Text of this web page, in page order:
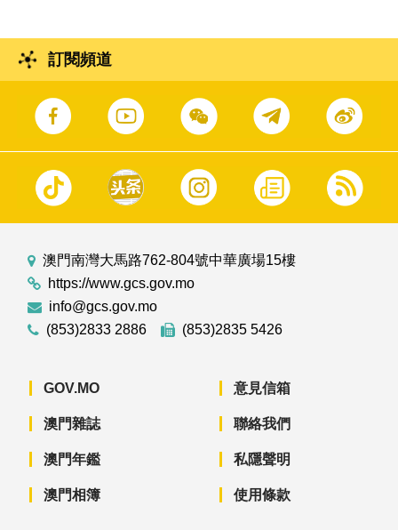
訂閱頻道
澳門南灣大馬路762-804號中華廣場15樓
https://www.gcs.gov.mo
info@gcs.gov.mo
(853)2833 2886
(853)2835 5426
GOV.MO
澳門雜誌
澳門年鑑
澳門相簿
意見信箱
聯絡我們
私隱聲明
使用條款